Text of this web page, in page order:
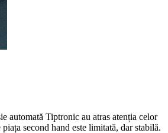
automată Tiptronic au atras atenția celor
second hand este limitată, dar stabilă.